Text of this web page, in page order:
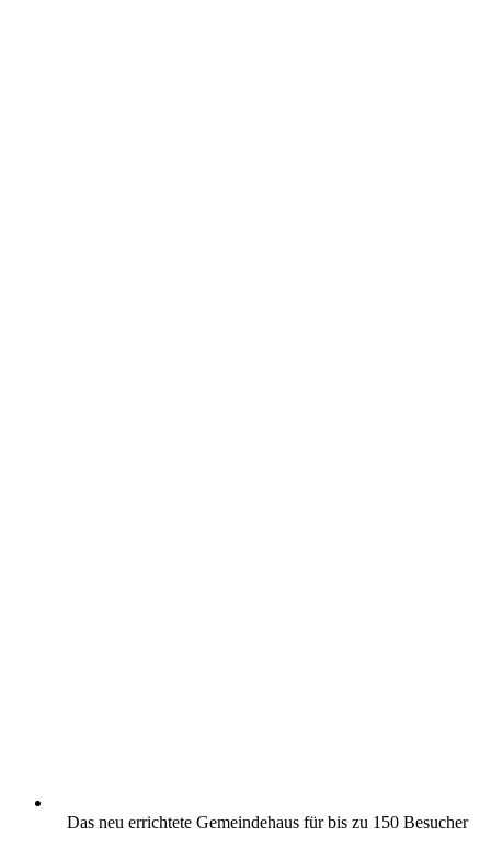
Das neu errichtete Gemeindehaus für bis zu 150 Besucher